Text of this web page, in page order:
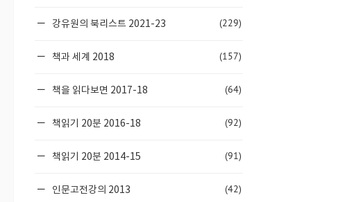
강유원의 북리스트 2021-23 (229)
책과 세계 2018 (157)
책을 읽다보면 2017-18 (64)
책읽기 20분 2016-18 (92)
책읽기 20분 2014-15 (91)
인문고전강의 2013 (42)